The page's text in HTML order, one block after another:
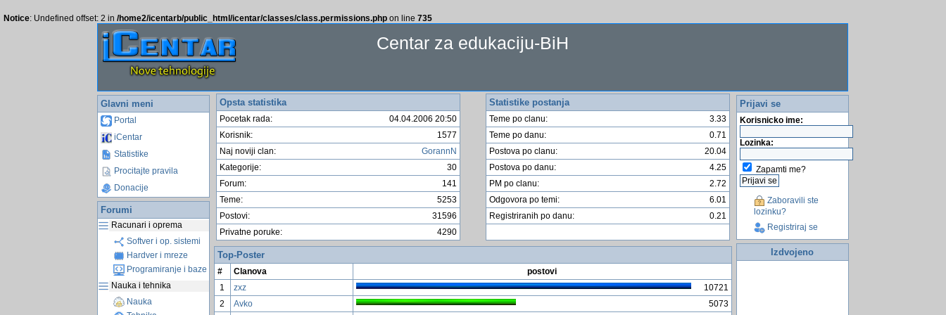
Notice: Undefined offset: 2 in /home2/icentarb/public_html/icentar/classes/class.permissions.php on line 735
Centar za edukaciju-BiH
Glavni meni
Portal
iCentar
Statistike
Procitajte pravila
Donacije
Forumi
Racunari i oprema
Softver i op. sistemi
Hardver i mreze
Programiranje i baze
Nauka i tehnika
Nauka
Opsta statistika
04.04.2006 20:50
Pocetak rada:
1577
Korisnik:
GorannN
Naj noviji clan:
30
Kategorije:
141
Forum:
5253
Teme:
31596
Postovi:
4290
Privatne poruke:
Statistike postanja
3.33
Teme po clanu:
0.71
Teme po danu:
20.04
Postova po clanu:
4.25
Postova po danu:
2.72
PM po clanu:
6.01
Odgovora po temi:
0.21
Registriranih po danu:
Top-Poster
# Clanova
postovi
1
zxz
10721
2
Avko 5073
Prijavi se
Korisnicko ime:
Lozinka:
Zapamti me?
Zaboravili ste
lozinku?
Registriraj se
Izdvojeno